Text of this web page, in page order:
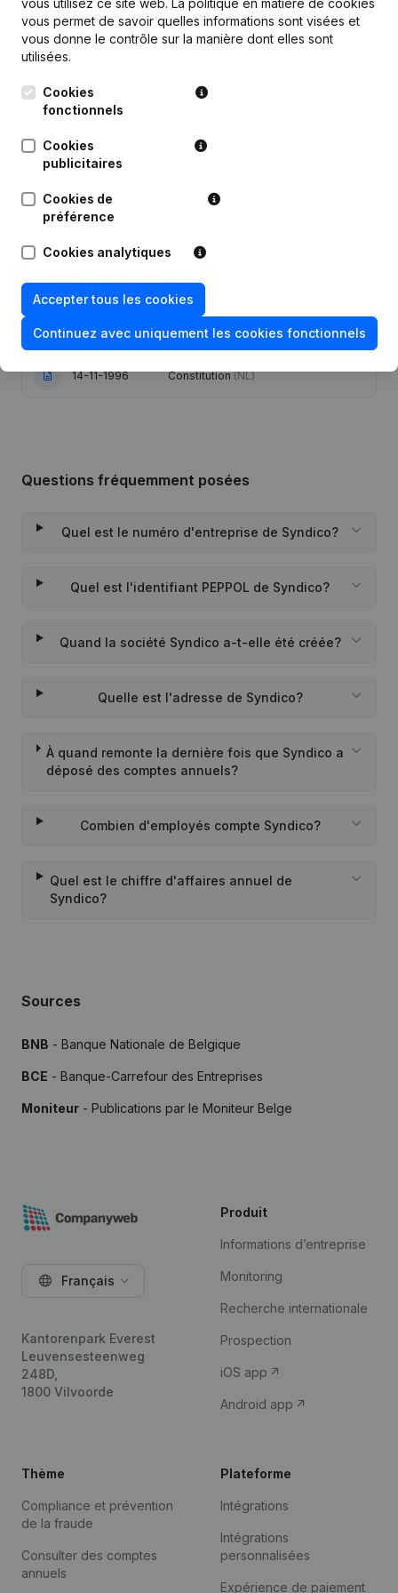
Publications
Date Publication
19-01-2006
Modification(s) Statuts
09-01-2002 Déplacement Siège Social(NL)
14-11-1996 Constitution(NL)
Questions fréquemment posées
Quel est le numéro d'entreprise de Syndico?
Quel est l'identifiant PEPPOL de Syndico?
Quand la société Syndico a-t-elle été créée?
Quelle est l'adresse de Syndico?
À quand remonte la dernière fois que Syndico a
déposé des comptes annuels?
Combien d'employés compte Syndico?
Quel est le chiffre d'affaires annuel de
Syndico?
Sources
BNB - Banque Nationale de Belgique
BCE - Banque-Carrefour des Entreprises
Moniteur - Publications par le Moniteur Belge
vous utilisez ce site web. La politique en matière de cookies
vous permet de savoir quelles informations sont visées et
vous donne le contrôle sur la manière dont elles sont
utilisées.
Cookies
fonctionnels
Cookies
publicitaires
Cookies de
préférence
Cookies analytiques
Accepter tous les cookies
Continuez avec uniquement les cookies fonctionnels
Français
Kantorenpark Everest
Leuvensesteenweg
248D,
1800 Vilvoorde
Produit
Informations d’entreprise
Monitoring
Recherche internationale
Prospection
iOS app
Android app
Thème
Compliance et prévention
de la fraude
Consulter des comptes
annuels
Plateforme
Intégrations
Intégrations
personnalisées
Expérience de paiement